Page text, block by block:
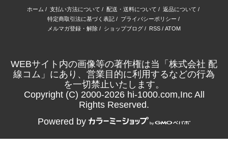
ホーム / 支払い方法について / 配送・送料について / 返品について /
特定商取引法に基づく表記/ プライバシーポリシー /
メルマガ登録・解除 / ショップブログ / RSS / ATOM
WEBサイト内の画像等の著作権は当「株式会社 配
線コム」にあり、営業目的に利用するなどの行為
を一切禁止いたします。
Copyright (C) 2000-2026 hi-1000.com,Inc All
Rights Reserved.
Powered by